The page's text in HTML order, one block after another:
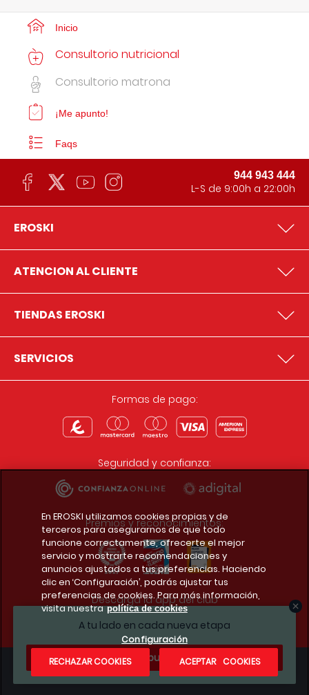
A tu lado en cada nueva etapa
¿Te apuntas?
Inicio
Consultorio nutricional
Consultorio matrona
¡Me apunto!
Faqs
944 943 444
L-S de 9:00h a 22:00h
EROSKI
ATENCION AL CLIENTE
TIENDAS EROSKI
SERVICIOS
Formas de pago:
Seguridad y confianza:
Premios y reconocimientos:
Descarga la app del club
Condiciones legales
En EROSKI utilizamos cookies propias y de
terceros para asegurarnos de que todo
funcione correctamente, ofrecerte el mejor
servicio y mostrarte recomendaciones y
anuncios ajustados a tus preferencias. Haciendo
clic en ‘Configuración’, podrás ajustar tus
preferencias de cookies. Para más información,
visita nuestra política de cookies
Configuración
RECHAZAR COOKIES
ACEPTAR COOKIES